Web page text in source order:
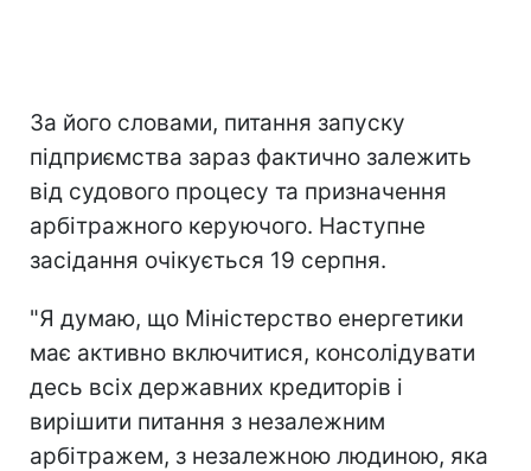
За його словами, питання запуску
підприємства зараз фактично залежить
від судового процесу та призначення
арбітражного керуючого. Наступне
засідання очікується 19 серпня.
"Я думаю, що Міністерство енергетики
має активно включитися, консолідувати
десь всіх державних кредиторів і
вирішити питання з незалежним
арбітражем, з незалежною людиною, яка